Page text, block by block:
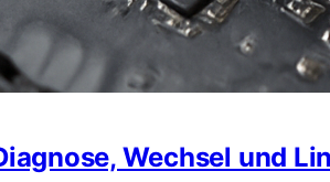
Wechsel und